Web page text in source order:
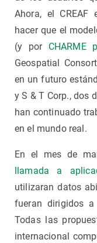
Ahora, el
hacer que el
(y por CHARME
Geospatial
en un futuro
y S & T Corp., dos
han continuado
en el mundo real.
En el mes de
llamada a
utilizaran datos
fueran dirigidos
Todas las
internacional